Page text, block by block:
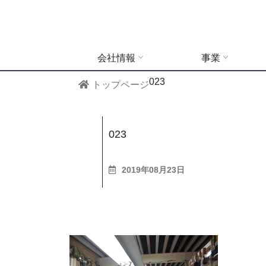
会社情報 事業
トップページ023
023
2019年08月23日